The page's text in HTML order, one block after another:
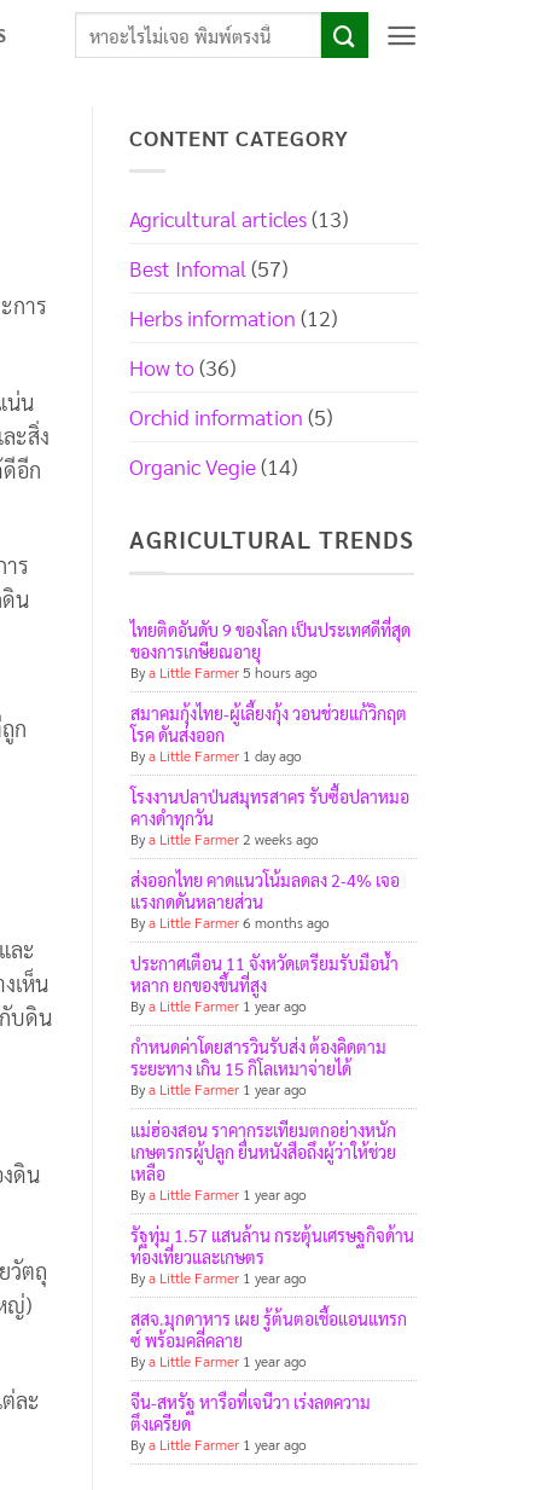
การ
น่น
ะสิ่ง
อีก
ร
ดิน
ก
ละ
เห็น
บดิน
ดิน
วัตถุ
ญ่)
ละ
CONTENT CATEGORY
Agricultural articles(13)
Best Infomal (57)
Herbs information (12)
How to(36)
Orchid information (5)
Organic Vegie(14)
AGRICULTURAL TRENDS
ไทยติดอันดับ 9 ของโลก เป็นประเทศดีที่สุด
ของการเกษียณอายุ
Bya Little Farmer5 hours ago
สมาคมกุ้งไทย-ผู้เลี้ยงกุ้ง วอนช่วยแก้วิกฤต
โรค ดันส่งออก
Bya Little Farmer 1 day ago
โรงงานปลาป่นสมุทรสาคร รับซื้อปลาหมอ
คางดำทุกวัน
Bya Little Farmer2 weeks ago
ส่งออกไทย คาดแนวโน้มลดลง 2-4% เจอ
แรงกดดันหลายส่วน
Bya Little Farmer6 months ago
ประกาศเตือน 11 จังหวัดเตรียมรับมือน้ำ
หลาก ยกของขึ้นที่สูง
Bya Little Farmer 1 year ago
กำหนดค่าโดยสารวินรับส่ง ต้องคิดตาม
ระยะทาง เกิน 15 กิโลเหมาจ่ายได้
Bya Little Farmer 1 year ago
แม่ฮ่องสอน ราคากระเทียมตกอย่างหนัก
เกษตรกรผู้ปลูก ยื่นหนังสือถึงผู้ว่าให้ช่วย
เหลือ
Bya Little Farmer 1 year ago
รัฐทุ่ม 1.57 แสนล้าน กระตุ้นเศรษฐกิจด้าน
ท่องเที่ยวและเกษตร
Bya Little Farmer 1 year ago
สสจ.มุกดาหาร เผย รู้ต้นตอเชื้อแอนแทรก
ซ์ พร้อมคลี่คลาย
Bya Little Farmer 1 year ago
จีน-สหรัฐ หารือที่เจนีวา เร่งลดความ
ตึงเครียด
Bya Little Farmer 1 year ago